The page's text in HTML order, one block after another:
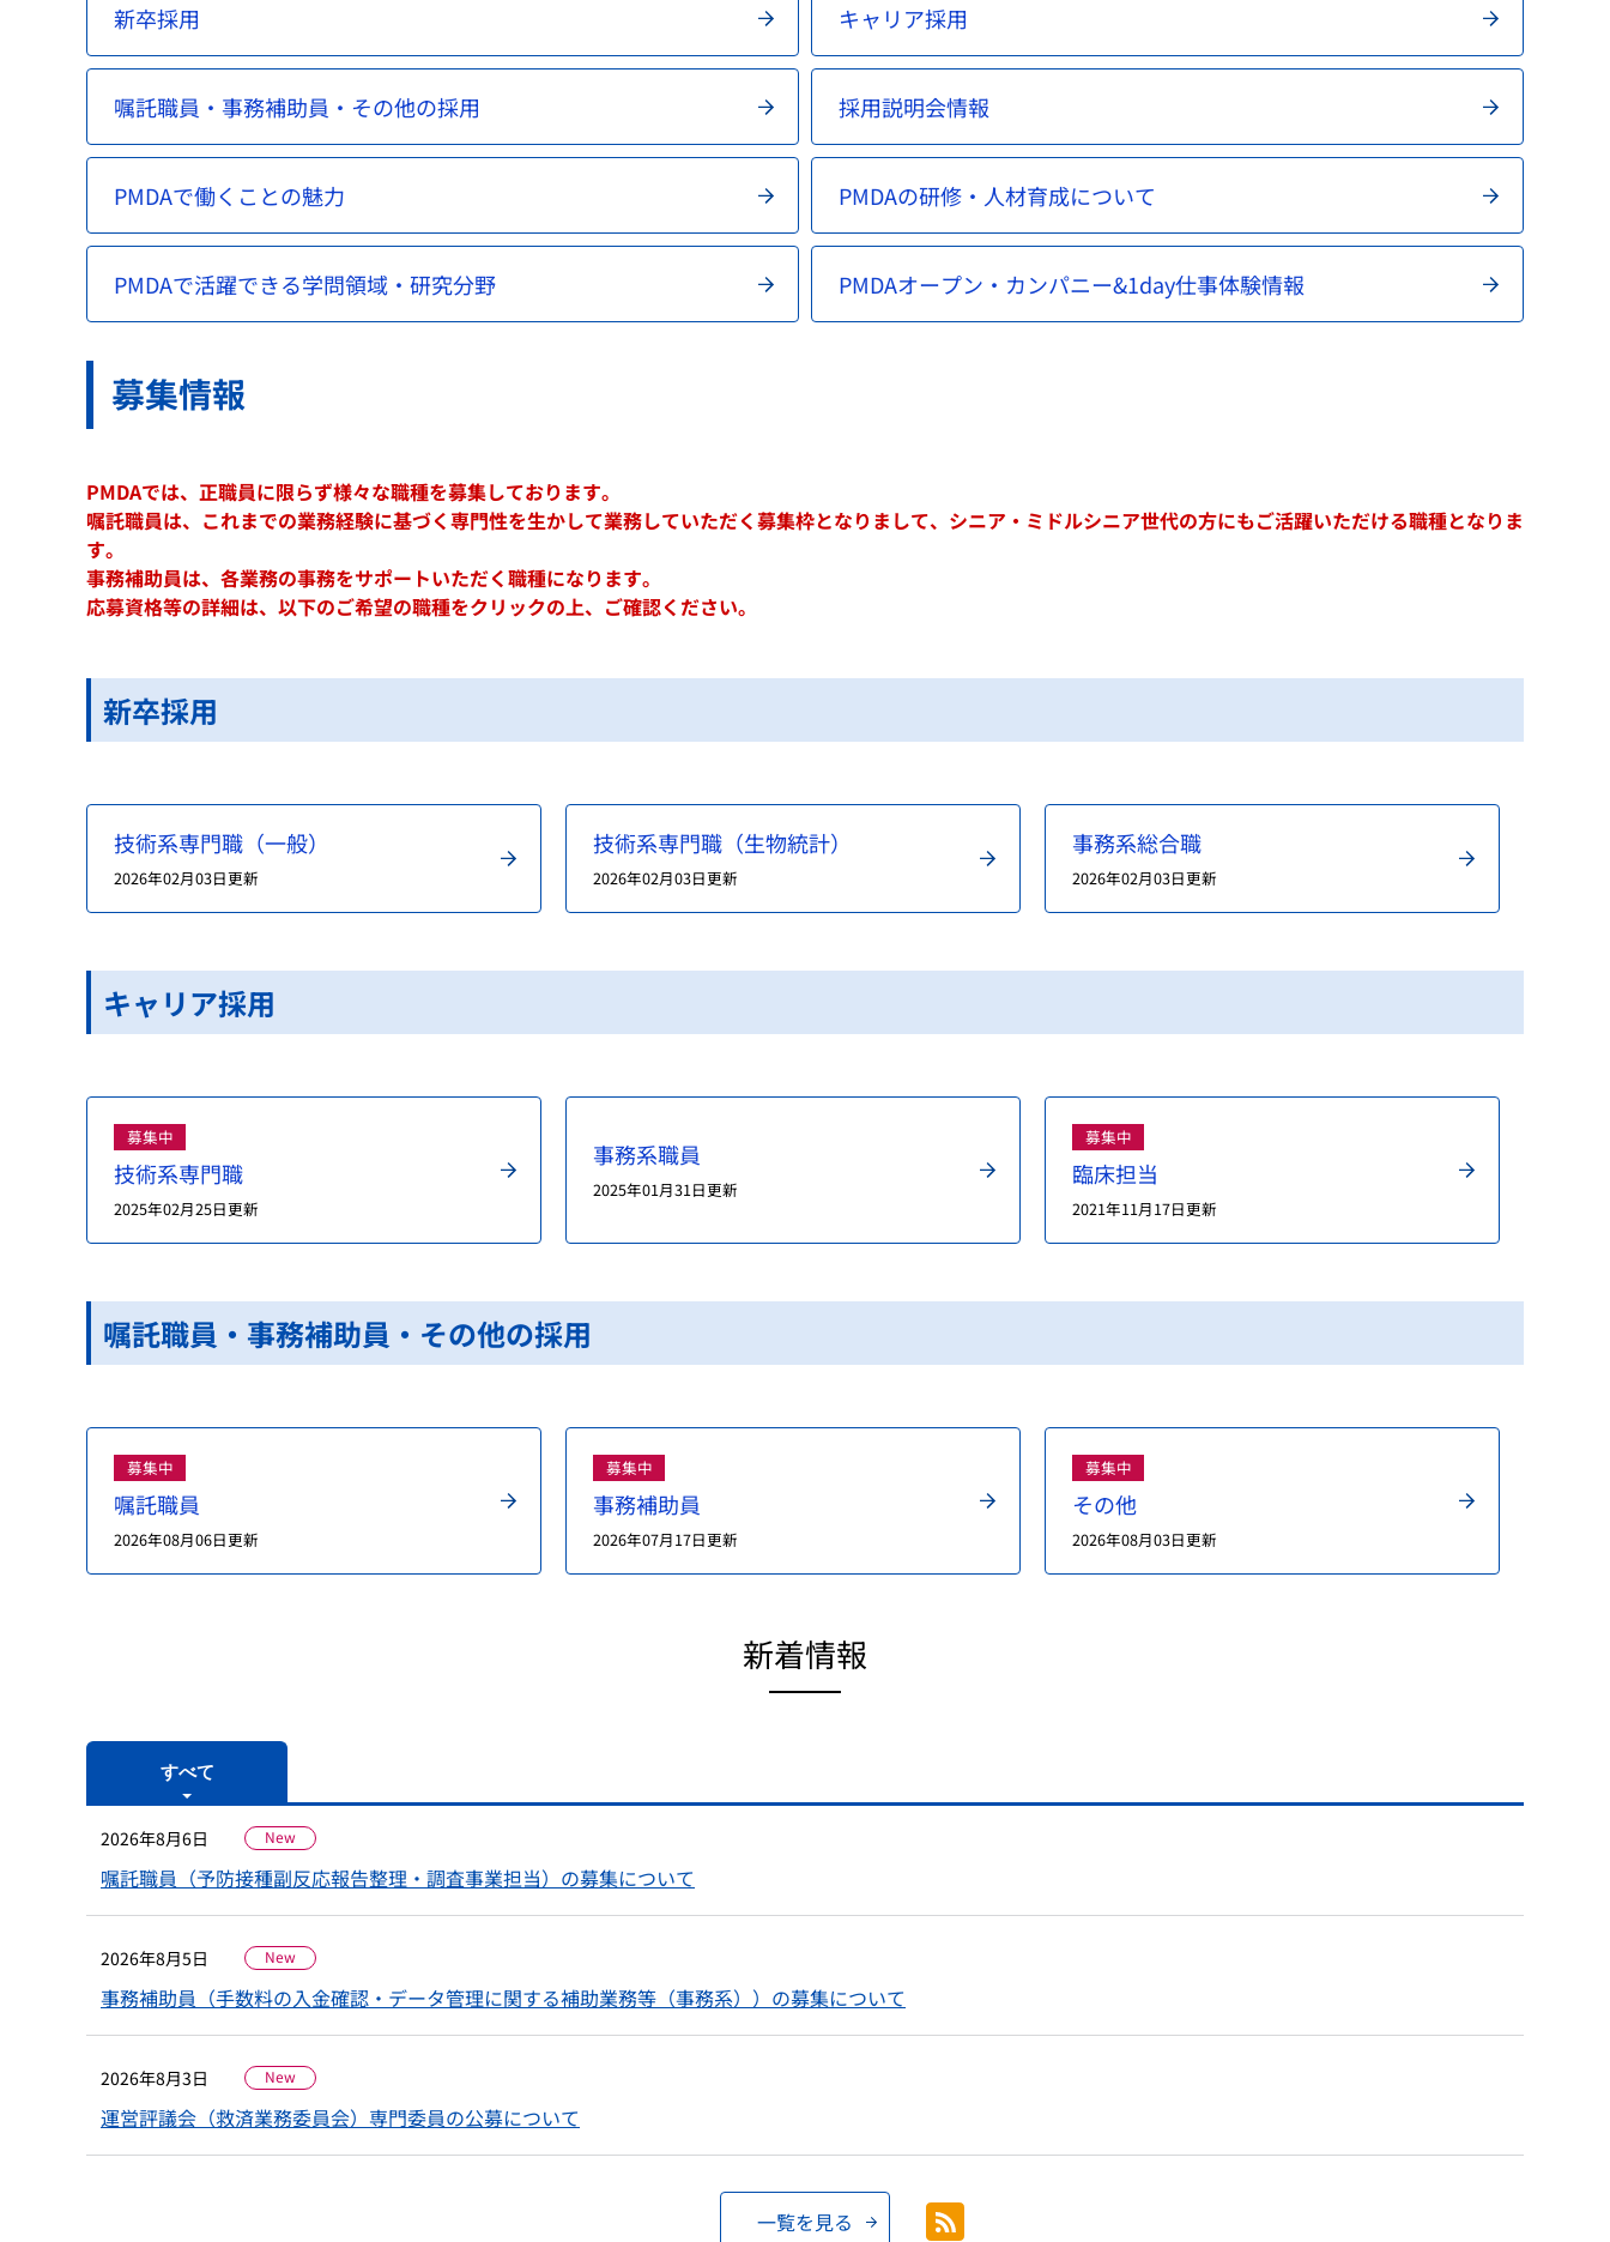
新卒採用 キャリア採用
嘱託職員・事務補助員・その他の採用 採用説明会情報
PMDAで働くことの魅力 PMDAの研修・人材育成について
PMDAで活躍できる学問領域・研究分野 PMDAオープン・カンパニー&1day仕事体験情報
募集情報
PMDAでは、正職員に限らず様々な職種を募集しております。
嘱託職員は、これまでの業務経験に基づく専門性を生かして業務していただく募集枠となりまして、シニア・ミドルシニア世代の方にもご活躍いただける職種となりま
す。
事務補助員は、各業務の事務をサポートいただく職種になります。
応募資格等の詳細は、以下のご希望の職種をクリックの上、ご確認ください。
新卒採用
技術系専門職（一般）
2026年02月03日更新
技術系専門職（生物統計）
2026年02月03日更新
事務系総合職
2026年02月03日更新
キャリア採用
募集中
技術系専門職
2025年02月25日更新
事務系職員
2025年01月31日更新
募集中
臨床担当
2021年11月17日更新
嘱託職員・事務補助員・その他の採用
募集中
嘱託職員
2026年08月06日更新
募集中
事務補助員
2026年07月17日更新
募集中
その他
2026年08月03日更新
新着情報
すべて
2026年8月6日 New
嘱託職員（予防接種副反応報告整理・調査事業担当）の募集について
2026年8月5日 New
事務補助員（手数料の入金確認・データ管理に関する補助業務等（事務系））の募集について
2026年8月3日 New
運営評議会（救済業務委員会）専門委員の公募について
一覧を見る